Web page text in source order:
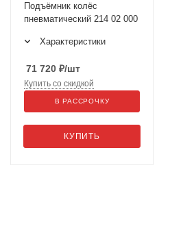
Подъёмник колёс
пневматический 214 02 000
Характеристики
71 720 ₽/шт
КУПИТЬ
Купить со скидкой
В РАССРОЧКУ